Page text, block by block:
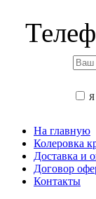
Я
На главную
Колеровка
Доставка и
Договор
Контакты